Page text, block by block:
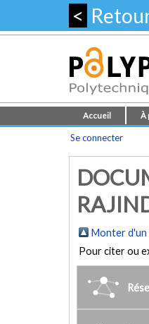
<
Accueil À
Se connecter
Monter d'un
Pour citer ou